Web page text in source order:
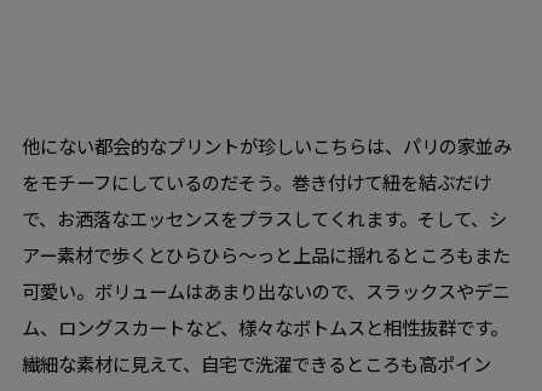
他にない都会的なプリントが珍しいこちらは、パリの家並み
をモチーフにしているのだそう。巻き付けて紐を結ぶだけ
で、お洒落なエッセンスをプラスしてくれます。そして、シ
アー素材で歩くとひらひら～っと上品に揺れるところもまた
可愛い。ボリュームはあまり出ないので、スラックスやデニ
ム、ロングスカートなど、様々なボトムスと相性抜群です。
繊細な素材に見えて、自宅で洗濯できるところも高ポイン